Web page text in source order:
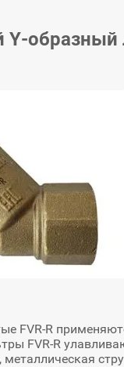
Y-образный
FVR-R
FVR-R